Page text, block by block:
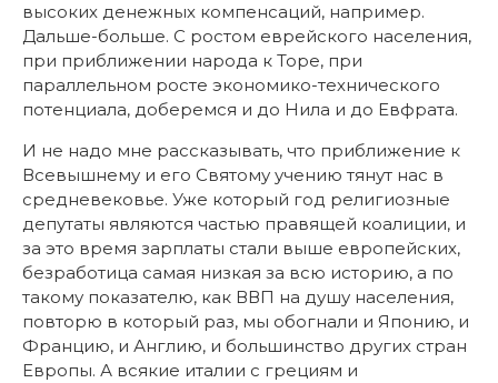
высоких денежных компенсаций, например.
Дальше-больше. С ростом еврейского населения,
при приближении народа к Торе, при
параллельном росте экономико-технического
потенциала, доберемся и до Нила и до Евфрата.
И не надо мне рассказывать, что приближение к
Всевышнему и его Святому учению тянут нас в
средневековье. Уже который год религиозные
депутаты являются частью правящей коалиции, и
за это время зарплаты стали выше европейских,
безработица самая низкая за всю историю, а по
такому показателю, как ВВП на душу населения,
повторю в который раз, мы обогнали и Японию, и
Францию, и Англию, и большинство других стран
Европы. А всякие италии с грециям и